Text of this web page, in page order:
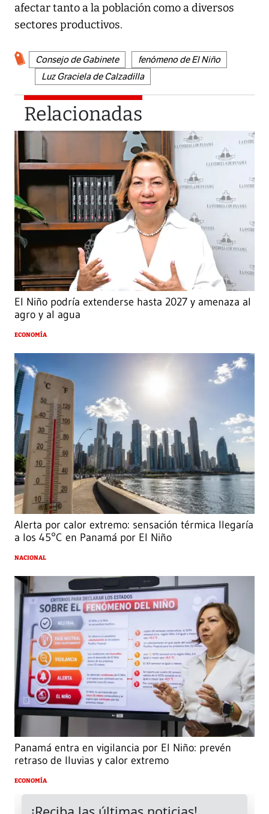
afectar tanto a la población como a diversos
sectores productivos.
Consejo de Gabinete
fenómeno de El Niño
Luz Graciela de Calzadilla
Relacionadas
El Niño podría extenderse hasta 2027 y amenaza al
agro y al agua
ECONOMÍA
Alerta por calor extremo: sensación térmica llegaría
a los 45°C en Panamá por El Niño
NACIONAL
Panamá entra en vigilancia por El Niño: prevén
retraso de lluvias y calor extremo
ECONOMÍA